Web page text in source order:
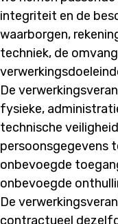
integriteit en de
waarborgen,
techniek, de
De
fysieke,
technische
persoonsgegevens
onbevoegde
onbevoegde
De
contractueel